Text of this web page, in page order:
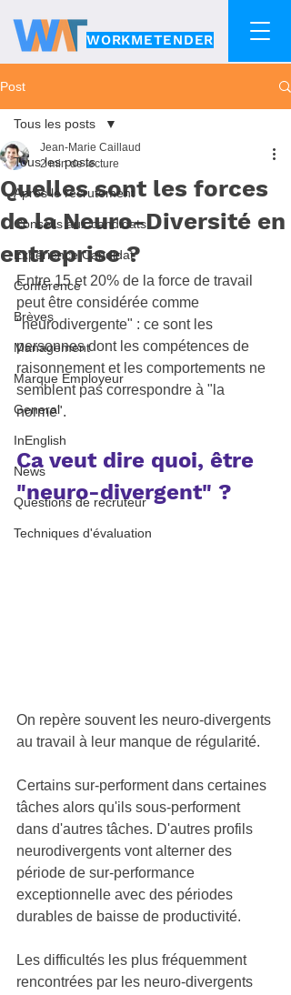
WORKMETENDER
Post
Tous les posts
Après le recrutement
Conseils aux candidats
Expérience Candidat
Conférence
Brèves
Management
Marque Employeur
General
InEnglish
News
Questions de recruteur
Techniques d'évaluation
Tous les posts
Quelles sont les forces
de la Neuro-Diversité en
entreprise ?
Jean-Marie Caillaud
2 min de lecture
Entre 15 et 20% de la force de travail
peut être considérée comme
"neurodivergente" : ce sont les
personnes dont les compétences de
raisonnement et les comportements ne
semblent pas correspondre à "la
norme".
Ca veut dire quoi, être
"neuro-divergent" ?
On repère souvent les neuro-divergents
au travail à leur manque de régularité.
Certains sur-performent dans certaines
tâches alors qu'ils sous-performent
dans d'autres tâches. D'autres profils
neurodivergents vont alterner des
période de sur-performance
exceptionnelle avec des périodes
durables de baisse de productivité.
Les difficultés les plus fréquemment
rencontrées par les neuro-divergents